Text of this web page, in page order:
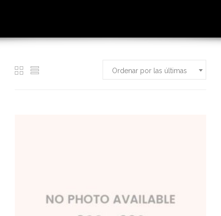
Ordenar por las últimas